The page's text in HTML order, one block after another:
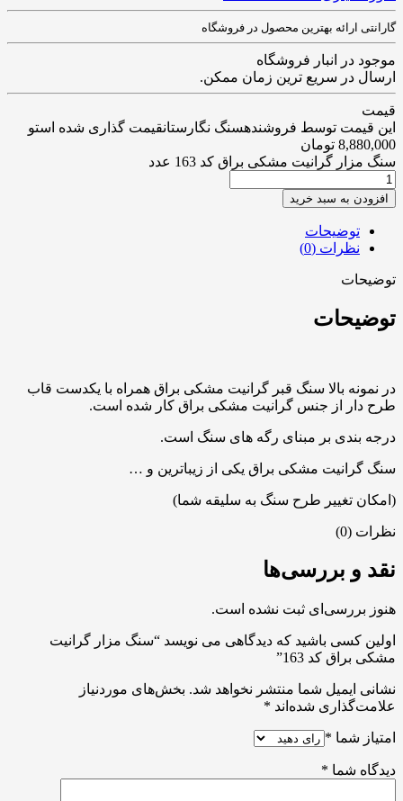
گارانتی ارائه بهترین محصول در فروشگاه
موجود در انبار فروشگاه
ارسال در سریع ترین زمان ممکن.
قیمت
این قیمت توسط فروشندهسنگ نگارستانقیمت گذاری شده استو
8,880,000 تومان
سنگ مزار گرانیت مشکی براق کد 163 عدد
افزودن به سبد خرید
توضیحات
نظرات (0)
توضیحات
توضیحات
در نمونه بالا سنگ قبر گرانیت مشکی براق همراه با یکدست قاب
طرح دار از جنس گرانیت مشکی براق کار شده است.
درجه بندی بر مبنای رگه های سنگ است.
سنگ گرانیت مشکی براق یکی از زیباترین و …
(امکان تغییر طرح سنگ به سلیقه شما)
نظرات (0)
نقد و بررسی‌ها
هنوز بررسی‌ای ثبت نشده است.
اولین کسی باشید که دیدگاهی می نویسد “سنگ مزار گرانیت
مشکی براق کد 163”
نشانی ایمیل شما منتشر نخواهد شد. بخش‌های موردنیاز
علامت‌گذاری شده‌اند *
امتیاز شما *
دیدگاه شما *